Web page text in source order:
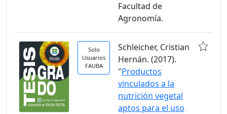
Facultad de
Agronomía.
Solo
Usuarios
FAUBA
Schleicher, Cristian
Hernán. (2017).
"Productos
vinculados a la
nutrición vegetal
aptos para el uso